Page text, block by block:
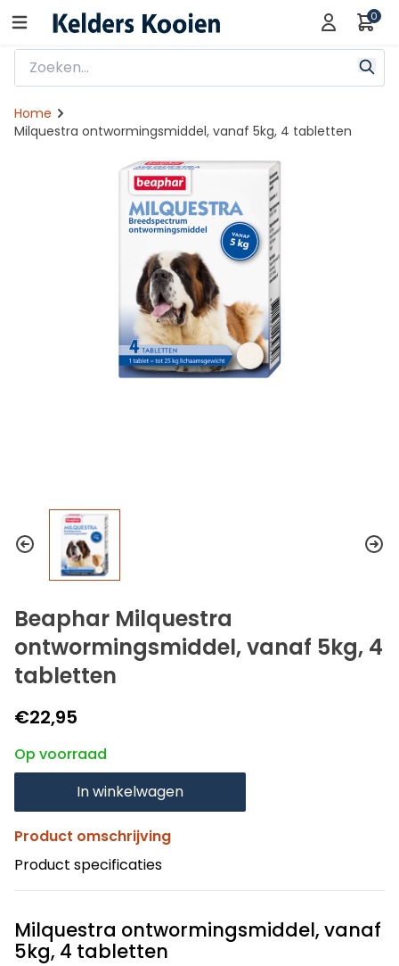
0
Home
Milquestra ontwormingsmiddel, vanaf 5kg, 4 tabletten
Beaphar Milquestra
ontwormingsmiddel, vanaf 5kg, 4
tabletten
€22,95
Op voorraad
In winkelwagen
Product omschrijving
Product specificaties
Milquestra ontwormingsmiddel, vanaf
5kg, 4 tabletten